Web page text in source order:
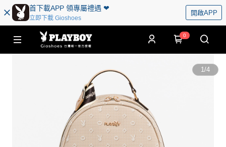
首下載APP 領專屬禮遇 ❤︎
立即下載 Gioshoes
開啟APP
0
1/4